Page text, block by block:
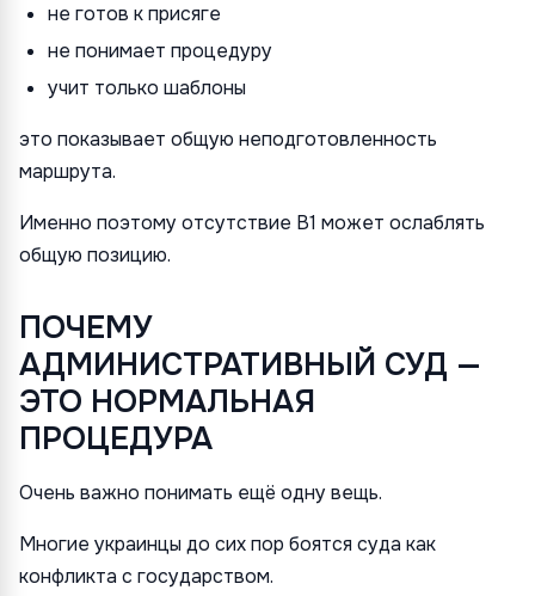
не готов к присяге
не понимает процедуру
учит только шаблоны
это показывает общую неподготовленность
маршрута.
Именно поэтому отсутствие B1 может ослаблять
общую позицию.
ПОЧЕМУ
АДМИНИСТРАТИВНЫЙ СУД —
ЭТО НОРМАЛЬНАЯ
ПРОЦЕДУРА
Очень важно понимать ещё одну вещь.
Многие украинцы до сих пор боятся суда как
конфликта с государством.